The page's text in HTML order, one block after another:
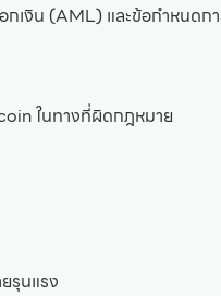
เงิน (AML) และข้อกำหนดก
ในทางที่ผิดกฎหมาย
รุนแรง